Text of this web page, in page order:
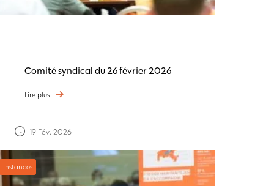
Comité syndical du 26 février 2026
Lire plus
19 Fév. 2026
Instances